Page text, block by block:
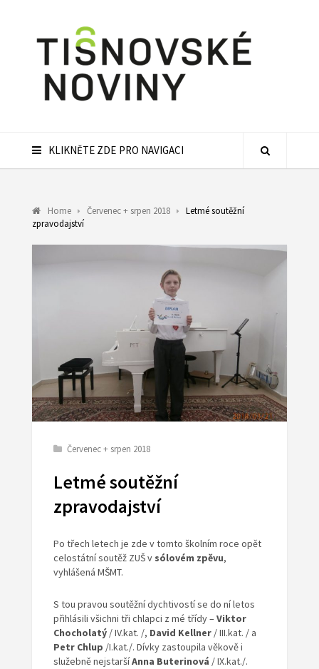
KLIKNĚTE ZDE PRO NAVIGACI
Home Červenec + srpen 2018
Letmé soutěžní
zpravodajství
Červenec + srpen 2018
Letmé soutěžní
zpravodajství
Po třech letech je zde v tomto školním roce opět
celostátní soutěž ZUŠ v sólovém zpěvu,
vyhlášená MŠMT.
S tou pravou soutěžní dychtivostí se do ní letos
přihlásili všichni tři chlapci z mé třídy –Viktor
Chocholatý / IV.kat. /, David Kellner / III.kat. / a
Petr Chlup /I.kat./. Dívky zastoupila věkově i
služebně nejstaršíAnna Buterinová / IX.kat./.